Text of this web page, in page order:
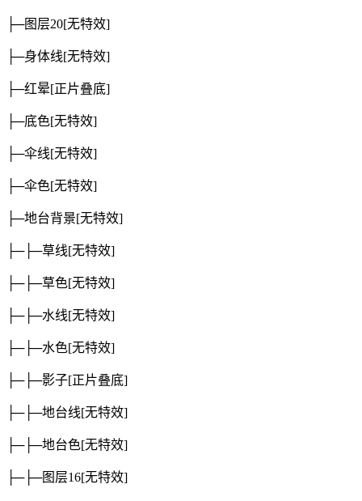
├─图层20[无特效]
├─身体线[无特效]
├─红晕[正片叠底]
├─底色[无特效]
├─伞线[无特效]
├─伞色[无特效]
├─地台背景[无特效]
├─├─草线[无特效]
├─├─草色[无特效]
├─├─水线[无特效]
├─├─水色[无特效]
├─├─影子[正片叠底]
├─├─地台线[无特效]
├─├─地台色[无特效]
├─├─图层16[无特效]